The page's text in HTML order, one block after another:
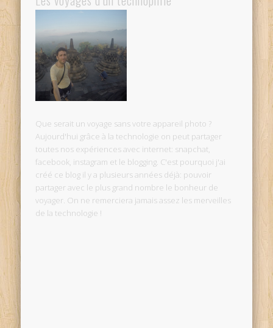
Que serait un voyage sans votre appareil photo ?
Aujourd'hui grâce à la technologie on peut partager
toutes nos expériences avec internet: snapchat,
facebook, instagram et le blogging. C'est pourquoi j'ai
créé ce blog il y a plusieurs années déjà: pouvoir
partager avec le plus grand nombre le bonheur de
voyager. On ne remerciera jamais assez les merveilles
de la technologie !